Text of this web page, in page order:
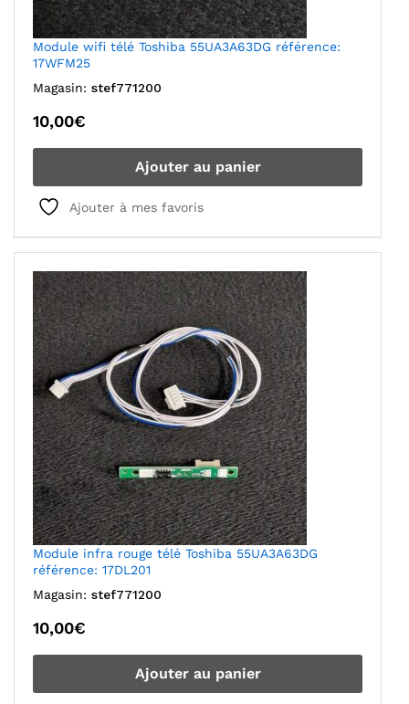
Module wifi télé Toshiba 55UA3A63DG référence:
17WFM25
Magasin: stef771200
10,00€
Ajouter au panier
Ajouter à mes favoris
Module infra rouge télé Toshiba 55UA3A63DG
référence: 17DL201
Magasin: stef771200
10,00€
Ajouter au panier